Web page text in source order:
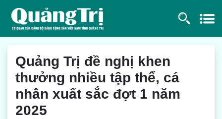
Quảng Trị đề nghị khen
thưởng nhiều tập thể, cá
nhân xuất sắc đợt 1 năm
2025